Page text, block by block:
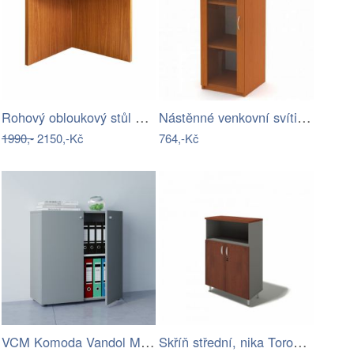
Rohový obloukový stůl OSCAR T05 Tempo…
1990,-2150,-Kč
Nástěnné venkovní svítidlo WALL LIGHT -…
764,-Kč
VCM Komoda Vandol Mini, sonoma dub Skříň střední, nika Toronto 415-LZ